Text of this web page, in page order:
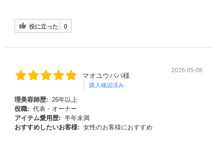
役に立った 0
マオユウパパ様
購入確認済み
2026-05-08
理美容師歴:
26年以上
役職: 代表・オーナー
アイテム愛用歴: 半年未満
おすすめしたいお客様: 女性のお客様におすすめ